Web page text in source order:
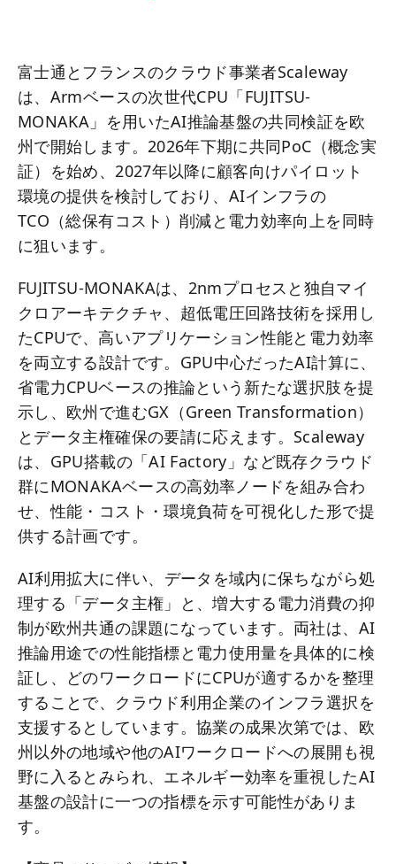
富士通とフランスのクラウド事業者Scaleway
は、Armベースの次世代CPU「FUJITSU-
MONAKA」を用いたAI推論基盤の共同検証を欧
州で開始します。2026年下期に共同PoC（概念実
証）を始め、2027年以降に顧客向けパイロット
環境の提供を検討しており、AIインフラの
TCO（総保有コスト）削減と電力効率向上を同時
に狙います。
FUJITSU-MONAKAは、2nmプロセスと独自マイ
クロアーキテクチャ、超低電圧回路技術を採用し
たCPUで、高いアプリケーション性能と電力効率
を両立する設計です。GPU中心だったAI計算に、
省電力CPUベースの推論という新たな選択肢を提
示し、欧州で進むGX（Green Transformation）
とデータ主権確保の要請に応えます。Scaleway
は、GPU搭載の「AI Factory」など既存クラウド
群にMONAKAベースの高効率ノードを組み合わ
せ、性能・コスト・環境負荷を可視化した形で提
供する計画です。
AI利用拡大に伴い、データを域内に保ちながら処
理する「データ主権」と、増大する電力消費の抑
制が欧州共通の課題になっています。両社は、AI
推論用途での性能指標と電力使用量を具体的に検
証し、どのワークロードにCPUが適するかを整理
することで、クラウド利用企業のインフラ選択を
支援するとしています。協業の成果次第では、欧
州以外の地域や他のAIワークロードへの展開も視
野に入るとみられ、エネルギー効率を重視したAI
基盤の設計に一つの指標を示す可能性がありま
す。